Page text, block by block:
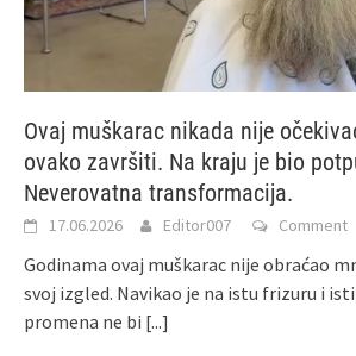
Ovaj muškarac nikada nije
ovako završiti. Na kraju je bio
Neverovatna transformacija.
17.06.2026 Editor007 Comment
Godinama ovaj muškarac nije obraćao
svoj izgled. Navikao je na istu frizuru i
promena ne bi [...]